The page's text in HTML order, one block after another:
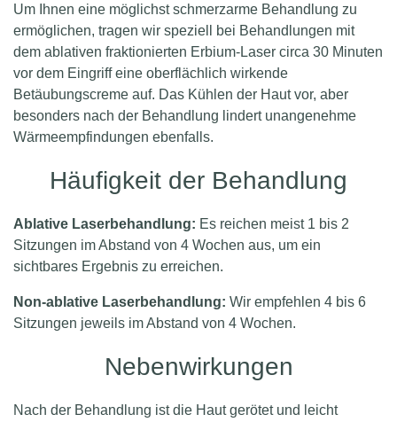
Um Ihnen eine möglichst schmerzarme Behandlung zu
ermöglichen, tragen wir speziell bei Behandlungen mit
dem ablativen fraktionierten Erbium-Laser circa 30 Minuten
vor dem Eingriff eine oberflächlich wirkende
Betäubungscreme auf. Das Kühlen der Haut vor, aber
besonders nach der Behandlung lindert unangenehme
Wärmeempfindungen ebenfalls.
Häufigkeit der Behandlung
Ablative Laserbehandlung: Es reichen meist 1 bis 2
Sitzungen im Abstand von 4 Wochen aus, um ein
sichtbares Ergebnis zu erreichen.
Non-ablative Laserbehandlung: Wir empfehlen 4 bis 6
Sitzungen jeweils im Abstand von 4 Wochen.
Nebenwirkungen
Nach der Behandlung ist die Haut gerötet und leicht